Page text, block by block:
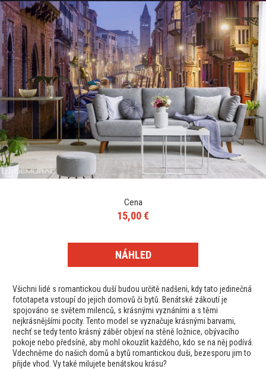
Cena
15,00 €
NÁHLED
Všichni lidé s romantickou duší budou určitě nadšeni, kdy tato jedinečná
fototapeta vstoupí do jejich domovů či bytů. Benátské zákoutí je
spojováno se světem milenců, s krásnými vyznáními a s těmi
nejkrásnějšími pocity. Tento model se vyznačuje krásnými barvami,
nechť se tedy tento krásný záběr objeví na stěně ložnice, obývacího
pokoje nebo předsíně, aby mohl okouzlit každého, kdo se na něj podívá.
Vdechněme do našich domů a bytů romantickou duši, bezesporu jim to
přijde vhod. Vy také milujete benátskou krásu?